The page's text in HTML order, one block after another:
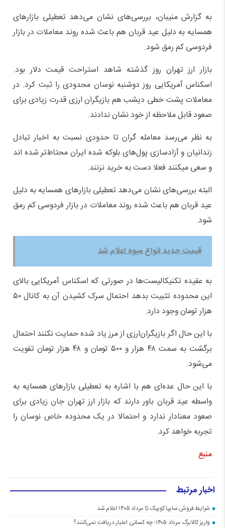
به گزارش منیبان، بررسی‌های نشان می‌دهد تعطیلی بازار‌های
همسایه به دلیل عید قربان هم باعث شده روند معاملات در بازار
فردوسی کم رمق شود.
بازار ارز تهران روز گذشته شاهد استراحت قیمت دلار بود.
اسکناس آمریکایی روز دوشنبه نوسان محدودی را ثبت کرد. در
معاملات پشت خطی دیشب هم بازیگران ارزی قدرت زیادی برای
صعود قابل ملاحظه از خود نشان ندادند.
به نظر می‌رسد معامله گران تا حدودی نسبت به اخبار تبادل
زندانیان و آزادسازی پول‌های بلوکه شده ایران محتاط‌تر شده اند
و سعی میکنند فعلا دست به خرید نزنند.
البته بررسی‌های نشان می‌دهد تعطیلی بازار‌های همسایه به دلیل
عید قربان هم باعث شده روند معاملات در بازار فردوسی کم رمق
شود.
قیمت جدید انواع میوه اعلام شد
به عقیده تکنیکالیست‌ها در صورتی که اسکناس آمریکایی بالای
این محدوده تثبیت بدهد احتمال سرک کشیدن آن به کانال ۵۰
هزار تومان وجود دارد.
با این حال اگر بازیگران‌ارزی از مرز یاد شده حمایت نکنند احتمال
برگشت به سمت ۴۸ هزار و ۵۰۰ تومان و ۴۸ هزار تومان تقویت
می‌شود.
با این حال عده‌ای هم با اشاره به تعطیلی بازار‌های همسایه به
واسطه عید قربان باور دارند که بازار ارز تهران جان زیادی برای
صعود معنادار ندارد و احتمالا در یک محدوده خاص نوسان را
تجربه خواهد کرد.
منبع
اخبار مرتبط
شرایط فروش سایپا کوییک S مرداد ۱۴۰۵ اعلام شد
واریز کالابرگ مرداد ۱۴۰۵؛ چه کسانی اعتبار دریافت نمی‌کنند؟